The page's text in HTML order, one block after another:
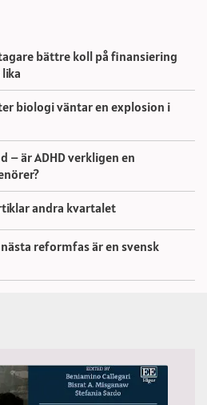
bättre koll på finansiering
biologi väntar en explosion i
– är ADHD verkligen en
andra kvartalet
reformfas är en svensk